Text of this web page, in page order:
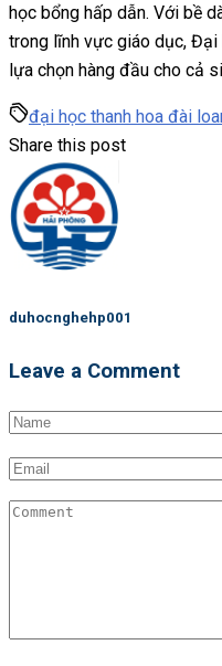
học bổng hấp dẫn. Với bề
trong lĩnh vực giáo dục,
lựa chọn hàng đầu cho cả
đại học thanh hoa đài
Share this post
duhocnghehp001
Leave a Comment